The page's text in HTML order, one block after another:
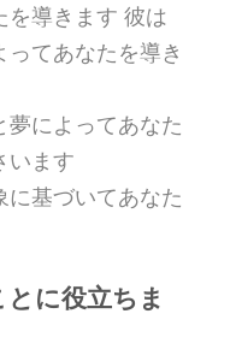
を導きます 彼は
てあなたを導き
夢によってあなた
います
に基づいてあなた
に役立ちま